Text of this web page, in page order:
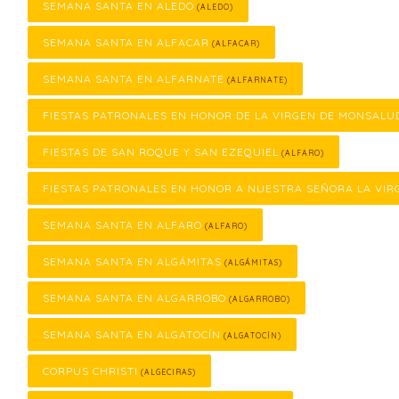
SEMANA SANTA EN ALEDO (ALEDO)
SEMANA SANTA EN ALFACAR (ALFACAR)
SEMANA SANTA EN ALFARNATE (ALFARNATE)
FIESTAS PATRONALES EN HONOR DE LA VIRGEN DE
FIESTAS DE SAN ROQUE Y SAN EZEQUIEL (ALFARO)
FIESTAS PATRONALES EN HONOR A NUESTRA SEÑORA LA
SEMANA SANTA EN ALFARO (ALFARO)
SEMANA SANTA EN ALGÁMITAS (ALGÁMITAS)
SEMANA SANTA EN ALGARROBO (ALGARROBO)
SEMANA SANTA EN ALGATOCÍN (ALGATOCÍN)
CORPUS CHRISTI (ALGECIRAS)